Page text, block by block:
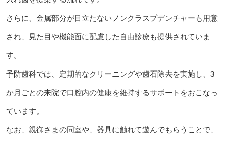
さらに、金属部分が目立たないノンクラスプデンチャーも用意
され、見た目や機能面に配慮した自由診療も提供されていま
す。
予防歯科では、定期的なクリーニングや歯石除去を実施し、3
か月ごとの来院で口腔内の健康を維持するサポートをおこなっ
ています。
なお、親御さまの同室や、器具に触れて遊んでもらうことで、